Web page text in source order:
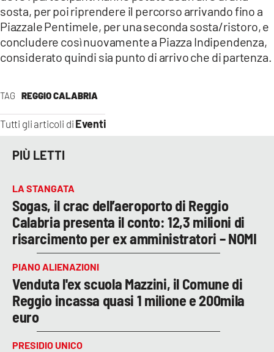
TAG REGGIO CALABRIA
Tutti gli articoli di Eventi
sosta, per poi riprendere il percorso arrivando fino a
Piazzale Pentimele, per una seconda sosta/ristoro, e
concludere così nuovamente a Piazza Indipendenza,
considerato quindi sia punto di arrivo che di partenza.
PIÙ LETTI
LA STANGATA
Sogas, il crac dell’aeroporto di Reggio
Calabria presenta il conto: 12,3 milioni di
risarcimento per ex amministratori – NOMI
PIANO ALIENAZIONI
Venduta l'ex scuola Mazzini, il Comune di
Reggio incassa quasi 1 milione e 200mila
euro
PRESIDIO UNICO